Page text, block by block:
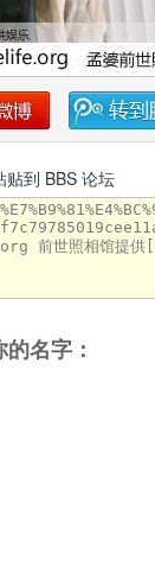
到 BBS 论坛
名字：